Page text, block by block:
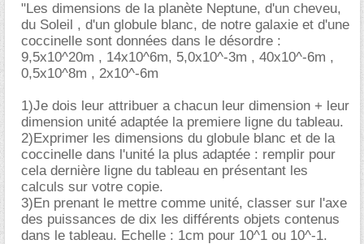
"Les dimensions de la planète Neptune, d'un cheveu,
du Soleil , d'un globule blanc, de notre galaxie et d'une
coccinelle sont données dans le désordre :
9,5x10^20m , 14x10^6m, 5,0x10^-3m , 40x10^-6m ,
0,5x10^8m , 2x10^-6m
1)Je dois leur attribuer a chacun leur dimension + leur
dimension unité adaptée la premiere ligne du tableau.
2)Exprimer les dimensions du globule blanc et de la
coccinelle dans l'unité la plus adaptée : remplir pour
cela dernière ligne du tableau en présentant les
calculs sur votre copie.
3)En prenant le mettre comme unité, classer sur l'axe
des puissances de dix les différents objets contenus
dans le tableau. Echelle : 1cm pour 10^1 ou 10^-1.